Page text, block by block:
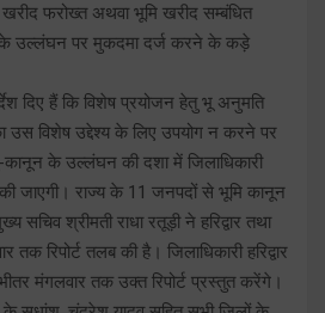
खरीद फरोख्त अथवा भूमि खरीद सम्बंधित
के उल्लंघन पर मुकदमा दर्ज करने के कड़े
दिए हैं कि विशेष प्रयोजन हेतु भू अनुमति
उस विशेष उद्देश्य के लिए उपयोग न करने पर
के उल्लंघन की दशा में जिलाधिकारी
की जाएगी। राज्य के 11 जनपदों से भूमि कानून
सचिव श्रीमती राधा रतूड़ी ने हरिद्वार तथा
रिपोर्ट तलब की है। जिलाधिकारी हरिद्वार
मंगलवार तक उक्त रिपोर्ट प्रस्तुत करेंगे।